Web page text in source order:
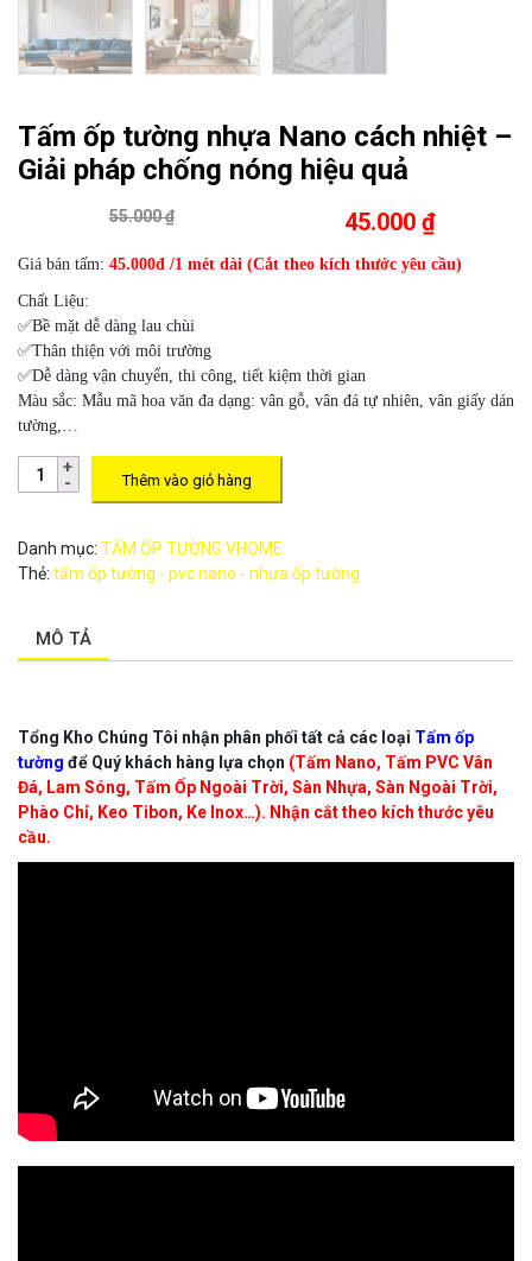
Tấm ốp tường nhựa Nano cách nhiệt –
Giải pháp chống nóng hiệu quả
55.000 ₫ 45.000 ₫
Giá bán tấm: 45.000đ /1 mét dài (Cắt theo kích thước yêu cầu)
Chất Liệu:
✅Bề mặt dễ dàng lau chùi
✅Thân thiện với môi trường
✅Dễ dàng vận chuyển, thi công, tiết kiệm thời gian
Màu sắc: Mẫu mã hoa văn đa dạng: vân gỗ, vân đá tự nhiên, vân giấy dán
tường,…
Thêm vào giỏ hàng
Danh mục: TẤM ỐP TƯỜNG VHOME
Thẻ: tấm ốp tường - pvc nano - nhựa ốp tường
MÔ TẢ
Tổng Kho Chúng Tôi nhận phân phối tất cả các loại Tấm ốp
tường để Quý khách hàng lựa chọn (Tấm Nano, Tấm PVC Vân
Đá, Lam Sóng, Tấm Ốp Ngoài Trời, Sàn Nhựa, Sàn Ngoài Trời,
Phào Chỉ, Keo Tibon, Ke Inox…). Nhận cắt theo kích thước yêu
cầu.